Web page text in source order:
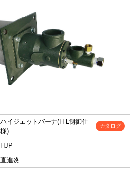
ハイジェットバーナ(H-L制御仕
様)
カタログ
HJP
直進炎